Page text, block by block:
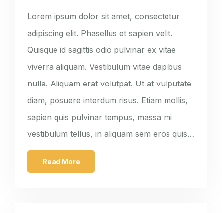
Lorem ipsum dolor sit amet, consectetur
adipiscing elit. Phasellus et sapien velit.
Quisque id sagittis odio pulvinar ex vitae
viverra aliquam. Vestibulum vitae dapibus
nulla. Aliquam erat volutpat. Ut at vulputate
diam, posuere interdum risus. Etiam mollis,
sapien quis pulvinar tempus, massa mi
vestibulum tellus, in aliquam sem eros quis…
Read More